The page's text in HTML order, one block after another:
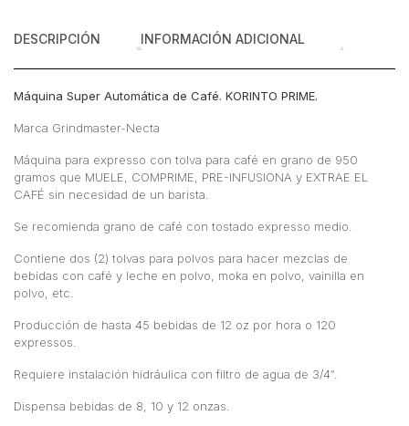
DESCRIPCIÓN INFORMACIÓN ADICIONAL
Máquina Super Automática de Café. KORINTO PRIME.
Marca Grindmaster-Necta
Máquina para expresso con tolva para café en grano de 950
gramos que MUELE, COMPRIME, PRE-INFUSIONA y EXTRAE EL
CAFÉ sin necesidad de un barista.
Se recomienda grano de café con tostado expresso medio.
Contiene dos (2) tolvas para polvos para hacer mezclas de
bebidas con café y leche en polvo, moka en polvo, vainilla en
polvo, etc.
Producción de hasta 45 bebidas de 12 oz por hora o 120
expressos.
Requiere instalación hidráulica con filtro de agua de 3/4″.
Dispensa bebidas de 8, 10 y 12 onzas.